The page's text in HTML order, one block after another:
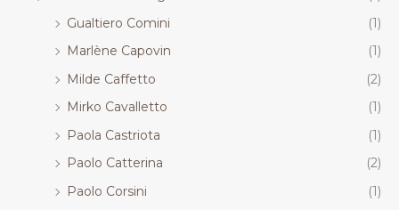
Gualtiero Comini
(1)
Marlène Capovin
(1)
Milde Caffetto
(2)
Mirko Cavalletto
(1)
Paola Castriota
(1)
Paolo Catterina
(2)
Paolo Corsini
(1)